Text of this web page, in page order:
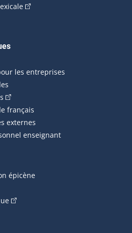
(Cet hyperlien externe
hyperlien externe s'ouvrira dans une
les entreprises
(Cet hyperlien externe s'ouvrira
français
externes
enseignant
épicène
(Cet hyperlien externe s'ouvrira